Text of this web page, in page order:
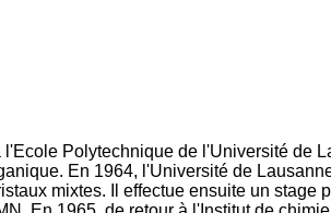
Polytechnique de l'Université de
En 1964, l'Université de
mixtes. Il effectue ensuite un